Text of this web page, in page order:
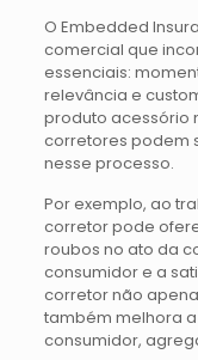
O Embedded
comercial que
essenciais:
relevância e
produto acessório
corretores podem
nesse processo.
Por exemplo, ao
corretor pode
roubos no ato da
consumidor e a
corretor não
também melhora
consumidor,